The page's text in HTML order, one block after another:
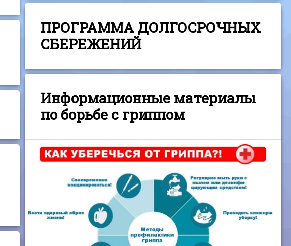
ПРОГРАММА ДОЛГОСРОЧНЫХ
СБЕРЕЖЕНИЙ
Информационные материалы
по борьбе с гриппом